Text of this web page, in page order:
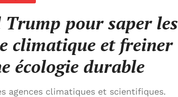
Trump pour saper les
climatique et freiner
écologie durable
agences climatiques et scientifiques.